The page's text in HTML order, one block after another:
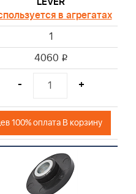
в агрегатах
1
4060 i
- +
100% оплата В корзину